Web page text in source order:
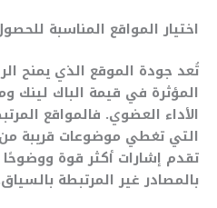
اختيار المواقع المناسبة
تُعد جودة الموقع الذي يمنح
المؤثرة في قيمة الباك
الأداء العضوي. فالمواقع
التي تغطي موضوعات قريبة
تقدم إشارات أكثر قوة ووضوحًا
بالمصادر غير المرتبطة